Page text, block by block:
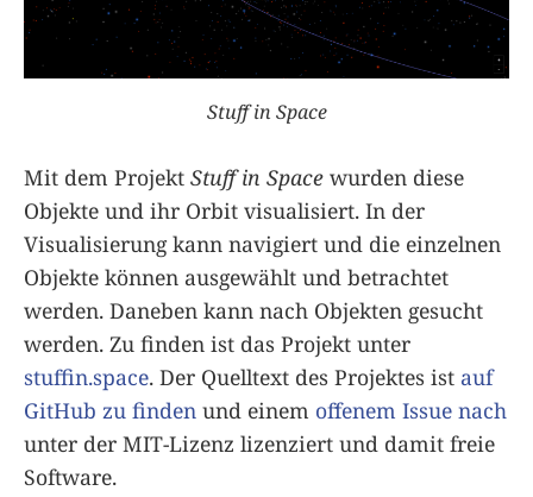
Stuff in Space
Mit dem Projekt Stuff in Space wurden diese
Objekte und ihr Orbit visualisiert. In der
Visualisierung kann navigiert und die einzelnen
Objekte können ausgewählt und betrachtet
werden. Daneben kann nach Objekten gesucht
werden. Zu finden ist das Projekt unter
stuffin.space. Der Quelltext des Projektes ist auf
GitHub zu finden und einem offenem Issue nach
unter der MIT-Lizenz lizenziert und damit freie
Software.